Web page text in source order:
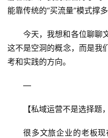
能靠传统的“买流量”模式撑多
今天，我想和各位聊聊
这不是空洞的概念，而是我
考和实践的方向。
—
【私域运营不是选择题
很多文旅企业的老板